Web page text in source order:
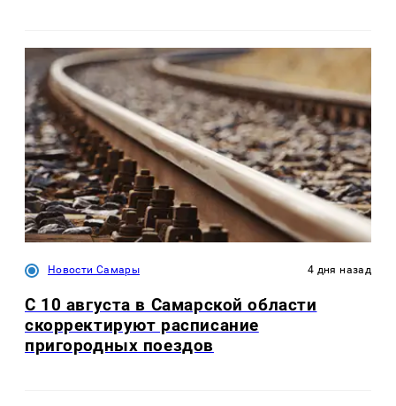
Новости Самары 4 дня назад
С 10 августа в Самарской области
скорректируют расписание
пригородных поездов